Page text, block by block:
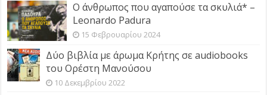
Ο άνθρωπος που αγαπούσε τα σκυλιά* –
Leonardo Padura
15 Φεβρουαρίου 2024
Δύο βιβλία με άρωμα Κρήτης σε audiobooks
του Ορέστη Μανούσου
10 Δεκεμβρίου 2022